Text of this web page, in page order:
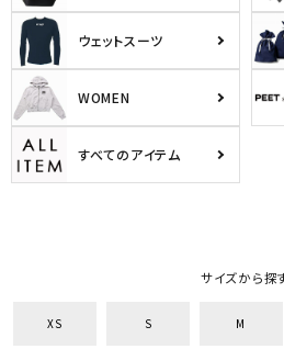
ウェットスーツ
WOMEN
すべてのアイテム
サイズから探
XS S M